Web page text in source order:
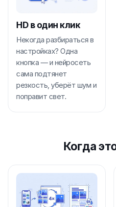
HD в один клик
Некогда разбираться в
настройках? Одна
кнопка — и нейросеть
сама подтянет
резкость, уберёт шум и
поправит свет.
Когда